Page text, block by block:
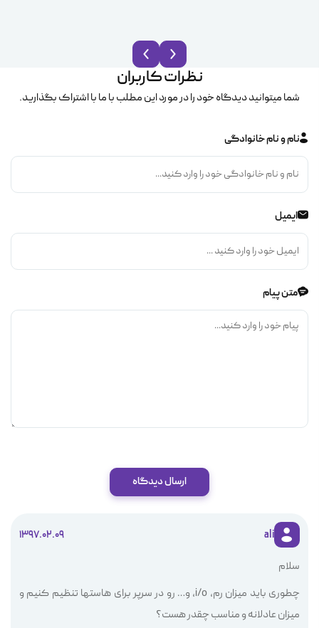
نظرات کاربران
شما میتوانید دیدگاه خود را در مورد این مطلب با ما با اشتراک بگذارید.
نام و نام خانوادگی
ایمیل
متن پیام
ارسال دیدگاه
ali
1397.02.09
سلام
چطوری باید میزان رم، i/o, و… رو در سرپر برای هاستها تنظیم کنیم و
میزان عادلانه و مناسب چقدر هست؟